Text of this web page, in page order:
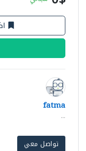
fatma
...
تواصل معي